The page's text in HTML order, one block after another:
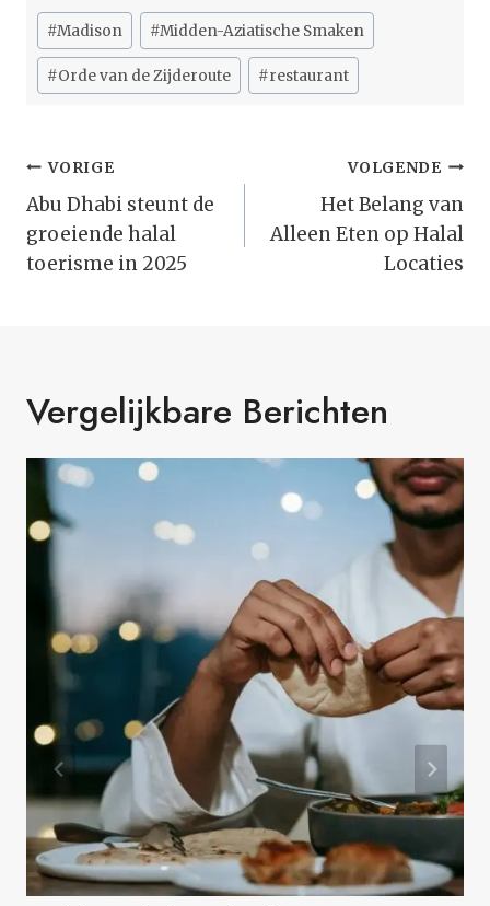
Bericht
tags:
#Madison #Midden-Aziatische Smaken
#Orde van de Zijderoute #restaurant
Bericht
Navigatie
VORIGE
Abu Dhabi steunt de
groeiende halal
toerisme in 2025
VOLGENDE
Het Belang van
Alleen Eten op Halal
Locaties
Vergelijkbare Berichten